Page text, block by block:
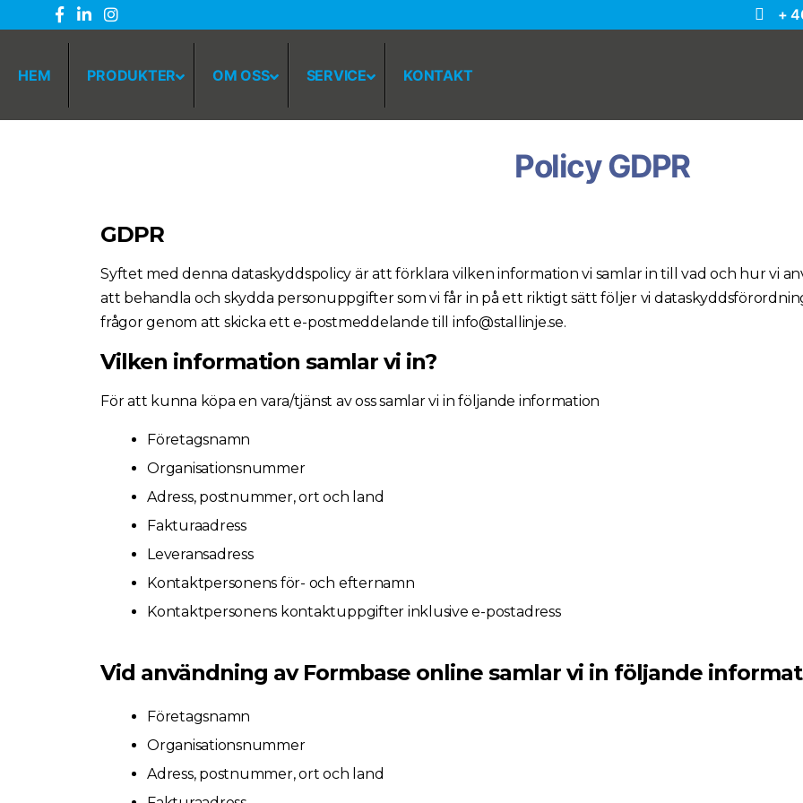
+
HEM PRODUKTER OM OSS SERVICE KONTAKT
Policy GDPR
GDPR
Syftet med denna dataskyddspolicy är att förklara vilken information vi samlar in till vad och hur vi
att behandla och skydda personuppgifter som vi får in på ett riktigt sätt följer vi
frågor genom att skicka ett e-postmeddelande till info@stallinje.se.
Vilken information samlar vi in?
För att kunna köpa en vara/tjänst av oss samlar vi in följande information
Företagsnamn
Organisationsnummer
Adress, postnummer, ort och land
Fakturaadress
Leveransadress
Kontaktpersonens för- och efternamn
Kontaktpersonens kontaktuppgifter inklusive e-postadress
Vid användning av Formbase online samlar vi in följande
Företagsnamn
Organisationsnummer
Adress, postnummer, ort och land